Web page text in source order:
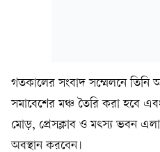
গতকালের সংবাদ সম্মেলনে
সমাবেশের মঞ্চ তৈরি করা হবে
মোড়, প্রেসক্লাব ও মৎস্য ভবন
অবস্থান করবেন।